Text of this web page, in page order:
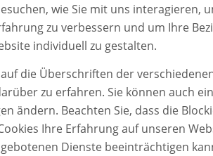
wie Sie mit uns interagieren,
zu verbessern und um Ihre
individuell zu gestalten.
auf die Überschriften der
zu erfahren. Sie können auch
ändern. Beachten Sie, dass die
Ihre Erfahrung auf unseren
Dienste beeinträchtigen
Bayernwerk Netz GmbH
Regensburg